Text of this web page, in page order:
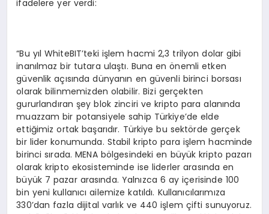
ifadelere yer verdi:
“Bu yıl WhiteBIT’teki işlem hacmi 2,3 trilyon dolar gibi
inanılmaz bir tutara ulaştı. Buna en önemli etken
güvenlik açısında dünyanın en güvenli birinci borsası
olarak bilinmemizden olabilir. Bizi gerçekten
gururlandıran şey blok zinciri ve kripto para alanında
muazzam bir potansiyele sahip Türkiye’de elde
ettiğimiz ortak başarıdır. Türkiye bu sektörde gerçek
bir lider konumunda. Stabil kripto para işlem hacminde
birinci sırada. MENA bölgesindeki en büyük kripto pazarı
olarak kripto ekosisteminde ise liderler arasında en
büyük 7 pazar arasında. Yalnızca 6 ay içerisinde 100
bin yeni kullanıcı ailemize katıldı. Kullanıcılarımıza
330’dan fazla dijital varlık ve 440 işlem çifti sunuyoruz.